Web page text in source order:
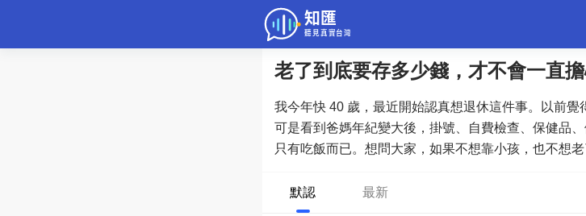
老了到底要存多少錢，才不會一直
我今年快 40 歲，最近開始認真想退休這件事。以前覺
可是看到爸媽年紀變大後，掛號、自費檢查、保健品
只有吃飯而已。想問大家，如果不想靠小孩，也不想
默認
最新
問答
綜合問題 婚姻情感 職場 夫妻生活
老年病科普